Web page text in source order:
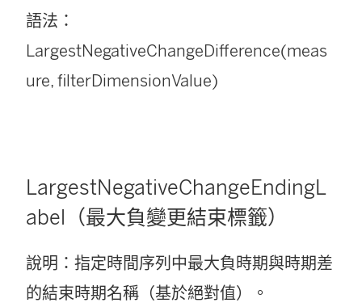
語法：
LargestNegativeChangeDifference(meas
ure, filterDimensionValue)
LargestNegativeChangeEndingL
abel（最大負變更結束標籤）
說明：指定時間序列中最大負時期與時期差
的結束時期名稱（基於絕對值）。